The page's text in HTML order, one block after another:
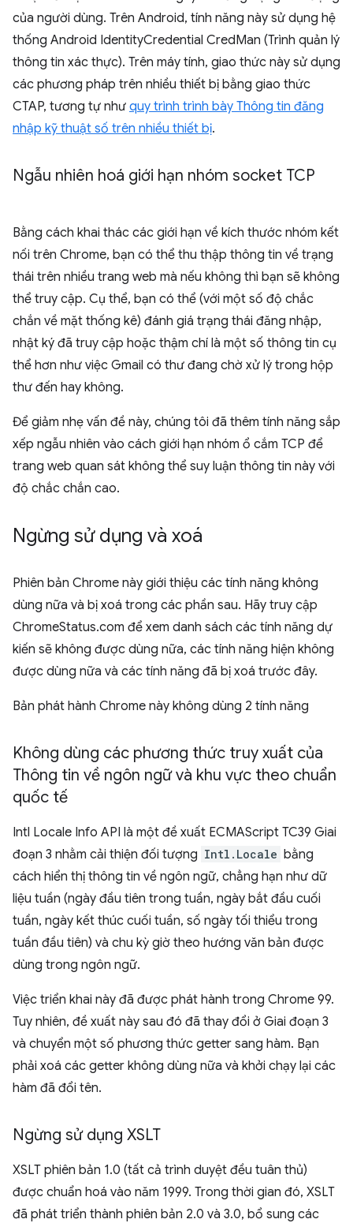
của người dùng. Trên Android, tính năng này sử dụng hệ
thống Android IdentityCredential CredMan (Trình quản lý
thông tin xác thực). Trên máy tính, giao thức này sử dụng
các phương pháp trên nhiều thiết bị bằng giao thức
CTAP, tương tự như quy trình trình bày Thông tin đăng
nhập kỹ thuật số trên nhiều thiết bị.
Ngẫu nhiên hoá giới hạn nhóm socket TCP
Bằng cách khai thác các giới hạn về kích thước nhóm kết
nối trên Chrome, bạn có thể thu thập thông tin về trạng
thái trên nhiều trang web mà nếu không thì bạn sẽ không
thể truy cập. Cụ thể, bạn có thể (với một số độ chắc
chắn về mặt thống kê) đánh giá trạng thái đăng nhập,
nhật ký đã truy cập hoặc thậm chí là một số thông tin cụ
thể hơn như việc Gmail có thư đang chờ xử lý trong hộp
thư đến hay không.
Để giảm nhẹ vấn đề này, chúng tôi đã thêm tính năng sắp
xếp ngẫu nhiên vào cách giới hạn nhóm ổ cắm TCP để
trang web quan sát không thể suy luận thông tin này với
độ chắc chắn cao.
Ngừng sử dụng và xoá
Phiên bản Chrome này giới thiệu các tính năng không
dùng nữa và bị xoá trong các phần sau. Hãy truy cập
ChromeStatus.com để xem danh sách các tính năng dự
kiến sẽ không được dùng nữa, các tính năng hiện không
được dùng nữa và các tính năng đã bị xoá trước đây.
Bản phát hành Chrome này không dùng 2 tính năng
Không dùng các phương thức truy xuất của
Thông tin về ngôn ngữ và khu vực theo chuẩn
quốc tế
Intl Locale Info API là một đề xuất ECMAScript TC39 Giai
đoạn 3 nhằm cải thiện đối tượng Intl.Locale bằng
cách hiển thị thông tin về ngôn ngữ, chẳng hạn như dữ
liệu tuần (ngày đầu tiên trong tuần, ngày bắt đầu cuối
tuần, ngày kết thúc cuối tuần, số ngày tối thiểu trong
tuần đầu tiên) và chu kỳ giờ theo hướng văn bản được
dùng trong ngôn ngữ.
Việc triển khai này đã được phát hành trong Chrome 99.
Tuy nhiên, đề xuất này sau đó đã thay đổi ở Giai đoạn 3
và chuyển một số phương thức getter sang hàm. Bạn
phải xoá các getter không dùng nữa và khởi chạy lại các
hàm đã đổi tên.
Ngừng sử dụng XSLT
XSLT phiên bản 1.0 (tất cả trình duyệt đều tuân thủ)
được chuẩn hoá vào năm 1999. Trong thời gian đó, XSLT
đã phát triển thành phiên bản 2.0 và 3.0, bổ sung các